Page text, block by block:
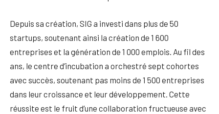
Depuis sa création, SIG a investi dans plus de 50
startups, soutenant ainsi la création de 1 600
entreprises et la génération de 1 000 emplois. Au fil des
ans, le centre d’incubation a orchestré sept cohortes
avec succès, soutenant pas moins de 1 500 entreprises
dans leur croissance et leur développement. Cette
réussite est le fruit d’une collaboration fructueuse avec